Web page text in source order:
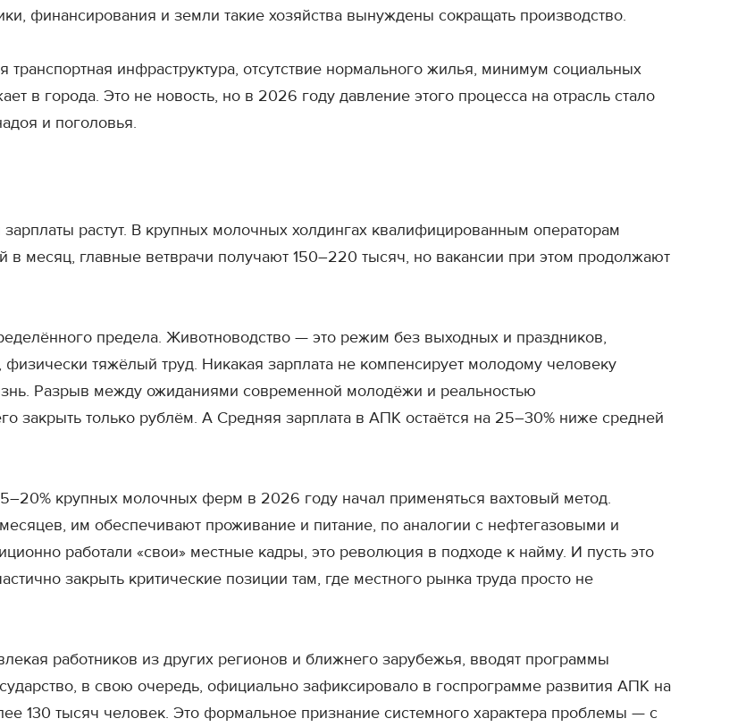
финансирования и земли такие хозяйства вынуждены сокращать производство.
транспортная инфраструктура, отсутствие нормального жилья, минимум социальных
в города. Это не новость, но в 2026 году давление этого процесса на отрасль стало
и поголовья.
растут. В крупных молочных холдингах квалифицированным операторам
месяц, главные ветврачи получают 150–220 тысяч, но вакансии при этом продолжают
предела. Животноводство — это режим без выходных и праздников,
физически тяжёлый труд. Никакая зарплата не компенсирует молодому человеку
Разрыв между ожиданиями современной молодёжи и реальностью
закрыть только рублём. А Средняя зарплата в АПК остаётся на 25–30% ниже средней
крупных молочных ферм в 2026 году начал применяться вахтовый метод.
им обеспечивают проживание и питание, по аналогии с нефтегазовыми и
работали «свои» местные кадры, это революция в подходе к найму. И пусть это
закрыть критические позиции там, где местного рынка труда просто не
работников из других регионов и ближнего зарубежья, вводят программы
в свою очередь, официально зафиксировало в госпрограмме развития АПК на
130 тысяч человек. Это формальное признание системного характера проблемы — с